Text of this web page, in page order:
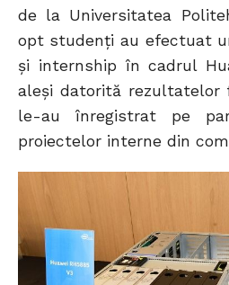
de la Universitatea
opt studenți au efectuat
și internship în cadrul
aleși datorită rezultatelor
le-au înregistrat pe
proiectelor interne din